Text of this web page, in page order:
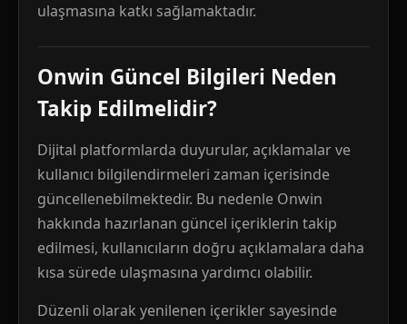
ulaşmasına katkı sağlamaktadır.
Onwin Güncel Bilgileri Neden
Takip Edilmelidir?
Dijital platformlarda duyurular, açıklamalar ve
kullanıcı bilgilendirmeleri zaman içerisinde
güncellenebilmektedir. Bu nedenle Onwin
hakkında hazırlanan güncel içeriklerin takip
edilmesi, kullanıcıların doğru açıklamalara daha
kısa sürede ulaşmasına yardımcı olabilir.
Düzenli olarak yenilenen içerikler sayesinde